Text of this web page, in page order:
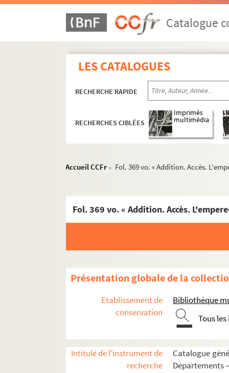
Catalogue
LES CATALOGUES
RECHERCHE RAPIDE
RECHERCHES CIBLÉES
Imprimés
multimédia
Accueil CCFr > Fol. 369 vo. « Addition. Accès.
Présentation globale de la
Etablissement de
conservation
Bibliothèque
Tous
Intitulé de l'instrument de
recherche
Catalogue
Départements
Ms 1190. « Recherches curieuses tiréez des
Ms 1191. Anoblissements en Franche-Comté
Ms 1192. « Abrégé alphabétique du Nobiliaire
Ms 1193. « Nobiliaire de Franche-Comté :
Ms 1194. « Nomenclature des nobles de
Ms 1195. « Nobiliaire du comté de
Ms 1196. Répertoire pour un Armorial de
Ms 1197. Généalogie de la maison de Poitiers,
Ms 1198. Histoire généalogique des seigneurs
Ms 1199. « Inventaire raisonné des chartes,
Ms 1203. « Second registre du Parlement
Ms 1204. Recueils Boisot. « Cartulaire. Tome
Ms 1207. Recueil Boisot. « Papiers
Ms 1209. Recueils Boisot. Pièces diverses « A-
Ms 1210. Recueil Boisot. Pièces diverses « C.
Ms 1212. Recueils Boisot. Pièces diverses, «
Ms 1213. Recueils Boisot. Pièces diverses, «